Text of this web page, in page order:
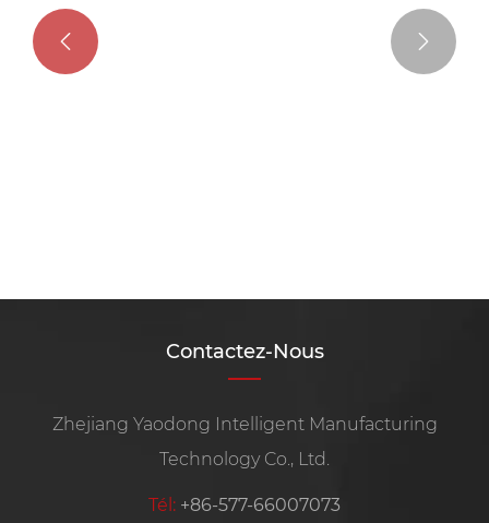
 
Contactez-Nous
Zhejiang Yaodong Intelligent Manufacturing
Technology Co., Ltd.
Tél: +86-577-66007073